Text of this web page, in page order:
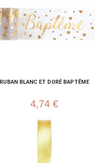
RUBAN BLANC ET DORÉ BAPTÊME
4,74 €